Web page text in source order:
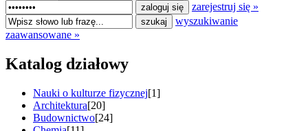
zarejestruj się »
wyszukiwanie
zaawansowane »
Katalog działowy
Nauki o kulturze fizycznej[1]
Architektura[20]
Budownictwo[24]